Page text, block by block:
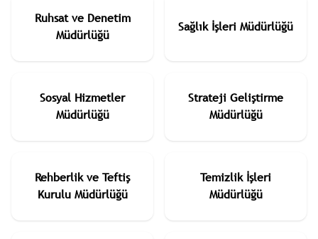
Ruhsat ve Denetim
Müdürlüğü
Sağlık İşleri Müdürlüğü
Sosyal Hizmetler
Müdürlüğü
Strateji Geliştirme
Müdürlüğü
Rehberlik ve Teftiş
Kurulu Müdürlüğü
Temizlik İşleri
Müdürlüğü